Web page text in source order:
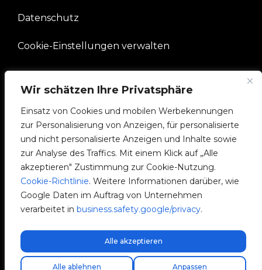
Wir schätzen Ihre Privatsphäre
Einsatz von Cookies und mobilen Werbekennungen
zur Personalisierung von Anzeigen, für personalisierte
und nicht personalisierte Anzeigen und Inhalte sowie
zur Analyse des Traffics. Mit einem Klick auf „Alle
akzeptieren" Zustimmung zur Cookie-Nutzung.
Cookie-Richtlinie. Weitere Informationen darüber, wie
Google Daten im Auftrag von Unternehmen
verarbeitet in business.safety.google/privacy.
Anpassen
Alle ablehnen
Alle akzeptieren
Datenschutz
Cookie-Einstellungen verwalten
UNTERNEHMEN
V2C-Gemeinschaft
e-Chargers
V2C Cloud
V2C Payments
Kostenloser Expressversand!